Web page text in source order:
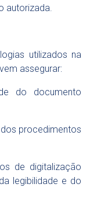
autorizada.
utilizados na
assegurar:
do documento
procedimentos
de digitalização
legibilidade e do